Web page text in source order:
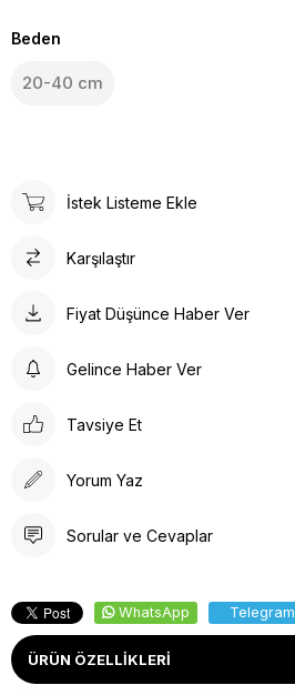
Beden
20-40 cm
İstek Listeme Ekle
Karşılaştır
Fiyat Düşünce Haber Ver
Gelince Haber Ver
Tavsiye Et
Yorum Yaz
Sorular ve Cevaplar
WhatsApp Telegram
ÜRÜN ÖZELLIKLERI